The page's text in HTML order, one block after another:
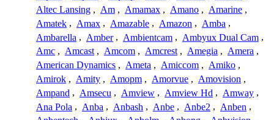
Altec Lansing , Am , Amamax , Amano , Amarine ,
Amatek , Amax , Amazable , Amazon , Amba ,
Ambarella , Amber , Ambientcam , Ambyux Dual Cam ,
Amc , Amcast , Amcom , Amcrest , Amegia , Amera ,
American Dynamics , Ameta , Amiccom , Amiko ,
Amirok , Amity , Amopm , Amorvue , Amovision ,
Ampand , Amsecu , Amview , Amview Hd , Amway ,
Ana Pola , Anba , Anbash , Anbe , Anbe2 , Anben ,